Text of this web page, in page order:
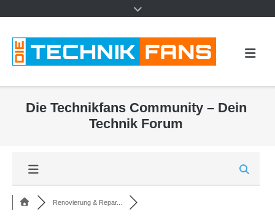
Die Technikfans Community – Dein
Technik Forum
Renovierung & Repar...